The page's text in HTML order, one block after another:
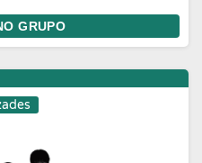
GRUPO